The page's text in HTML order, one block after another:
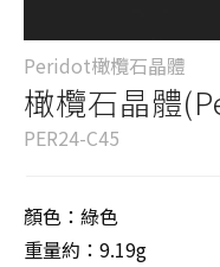
Peridot橄欖石晶體
橄欖石晶體
PER24-C45
顏色：綠色
重量約：9.19g